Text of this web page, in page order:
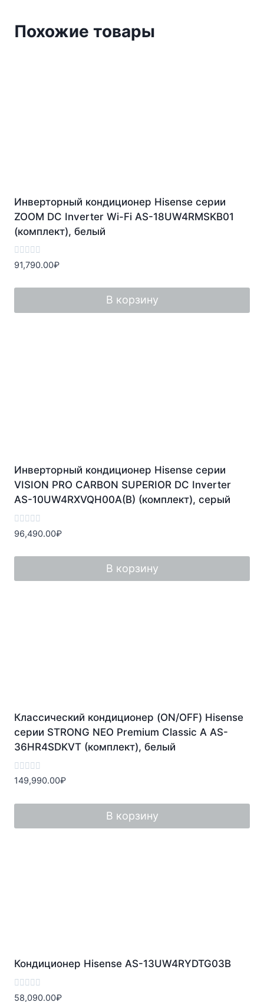
Похожие товары
Инверторный кондиционер Hisense серии
ZOOM DC Inverter Wi-Fi AS-18UW4RMSKB01
(комплект), белый
Оценка
0
5
91,790.00₽
В корзину
Инверторный кондиционер Hisense серии
VISION PRO CARBON SUPERIOR DC Inverter
AS-10UW4RXVQH00A(B) (комплект), серый
Оценка
0
5
96,490.00₽
В корзину
Классический кондиционер (ON/OFF) Hisense
серии STRONG NEO Premium Classic A AS-
36HR4SDKVT (комплект), белый
Оценка
0
5
149,990.00₽
В корзину
Кондиционер Hisense AS-13UW4RYDTG03B
Оценка
58,090.00₽